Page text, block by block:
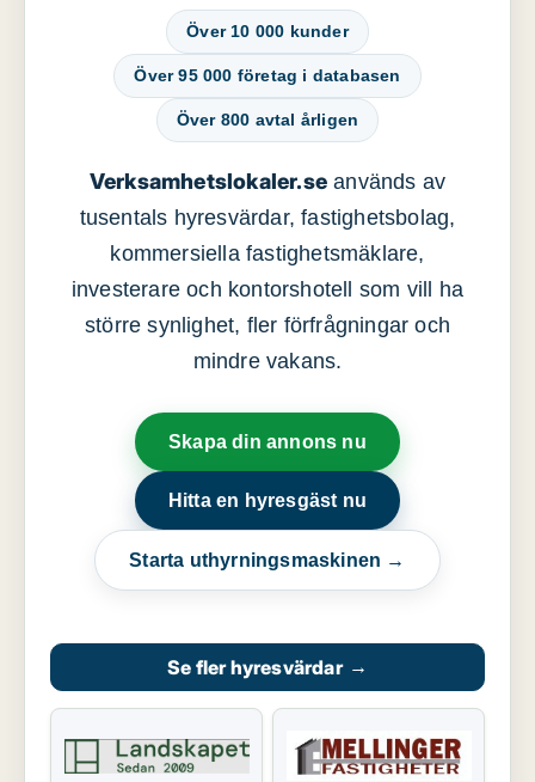
Över 10 000 kunder
Över 95 000 företag i databasen
Över 800 avtal årligen
Verksamhetslokaler.se används av
tusentals hyresvärdar, fastighetsbolag,
kommersiella fastighetsmäklare,
investerare och kontorshotell som vill ha
större synlighet, fler förfrågningar och
mindre vakans.
Skapa din annons nu
Hitta en hyresgäst nu
Starta uthyrningsmaskinen →
Se fler hyresvärdar →